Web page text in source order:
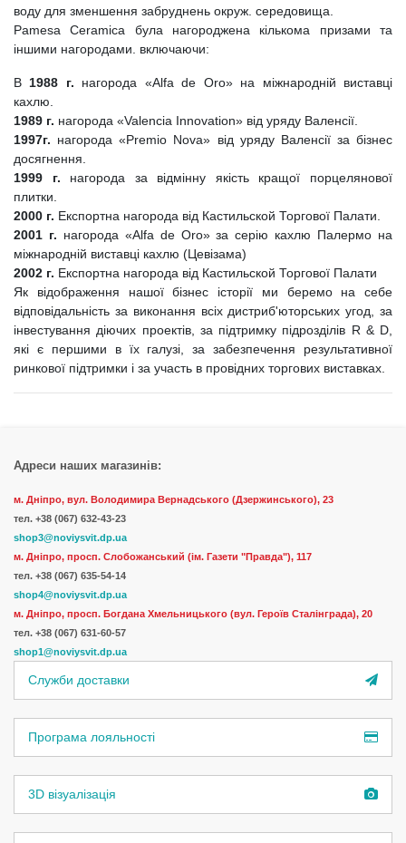
воду для зменшення забруднень окруж. середовища.
Pamesa Ceramica була нагороджена кількома призами та
іншими нагородами. включаючи:
В 1988 г. нагорода «Alfa de Oro» на міжнародній виставці
кахлю.
1989 г. нагорода «Valencia Innovation» від уряду Валенсії.
1997г. нагорода «Premio Novа» від уряду Валенсії за бізнес
досягнення.
1999 г. нагорода за відмінну якість кращої порцелянової
плитки.
2000 г. Експортна нагорода від Кастильской Торгової Палати.
2001 г. нагорода «Alfa de Oro» за серію кахлю Палермо на
міжнародній виставці кахлю (Цевізама)
2002 г. Експортна нагорода від Кастильской Торгової Палати
Як відображення нашої бізнес історії ми беремо на себе
відповідальність за виконання всіх дистриб'юторських угод, за
інвестування діючих проектів, за підтримку підрозділів R & D,
які є першими в їх галузі, за забезпечення результативної
ринкової підтримки і за участь в провідних торгових виставках.
Адреси наших магазинів:
м. Дніпро, вул. Володимира Вернадського (Дзержинського), 23
тел. +38 (067) 632-43-23
shop3@noviysvit.dp.ua
м. Дніпро, просп. Слобожанський (ім. Газети "Правда"), 117
тел. +38 (067) 635-54-14
shop4@noviysvit.dp.ua
м. Дніпро, просп. Богдана Хмельницького (вул. Героїв Сталінграда), 20
тел. +38 (067) 631-60-57
shop1@noviysvit.dp.ua
Служби доставки
Програма лояльності
3D візуалізація